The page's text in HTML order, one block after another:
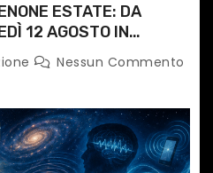
ESTATE: DA
12 AGOSTO IN
TORNANO LE MUSIC
Nessun Commento